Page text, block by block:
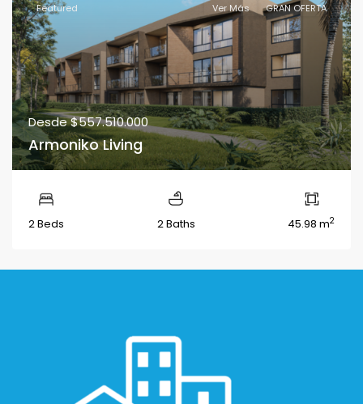
Featured Ver Más GRAN OFERTA
Desde$557.510.000
Armoniko Living
2 Beds 2 Baths 45.98 m2